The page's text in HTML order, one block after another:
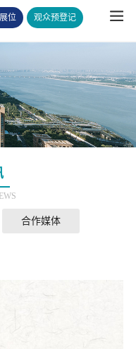
观众预登记
位
合作媒体